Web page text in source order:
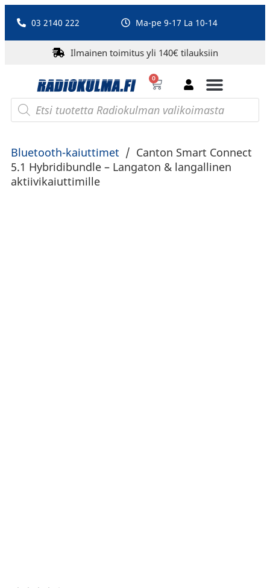
03 2140 222 Ma-pe 9-17 La 10-14
Ilmainen toimitus yli 140€ tilauksiin
0
Bluetooth-kaiuttimet / Canton Smart Connect
5.1 Hybridibundle – Langaton & langallinen
aktiivikaiuttimille